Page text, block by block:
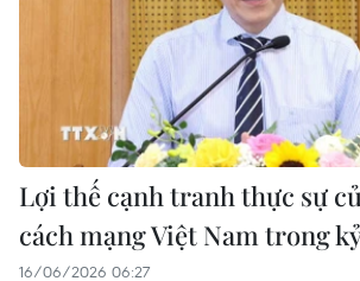
Lợi thế cạnh tranh thực sự
cách mạng Việt Nam trong
16/06/2026 06:27